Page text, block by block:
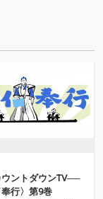
ントダウンTV──
奉行〉第9巻